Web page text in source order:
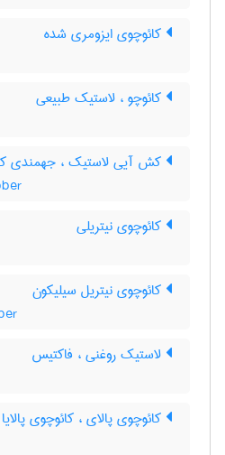
کائوچوی ایزومری شده
کائوچو ، لاستیک طبیعی
کش آیی لاستیک ، جهمندی
کائوچوی نیتریلی
کائوچوی نیتریل سیلیکون
لاستیک روغنی ، فاکتیس
کائوچوی پالای ، کائوچوی پالایا